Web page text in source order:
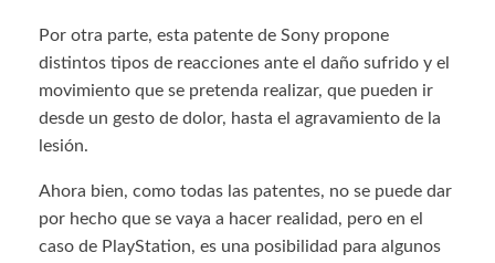
Por otra parte, esta patente de Sony propone
distintos tipos de reacciones ante el daño sufrido y el
movimiento que se pretenda realizar, que pueden ir
desde un gesto de dolor, hasta el agravamiento de la
lesión.
Ahora bien, como todas las patentes, no se puede dar
por hecho que se vaya a hacer realidad, pero en el
caso de PlayStation, es una posibilidad para algunos